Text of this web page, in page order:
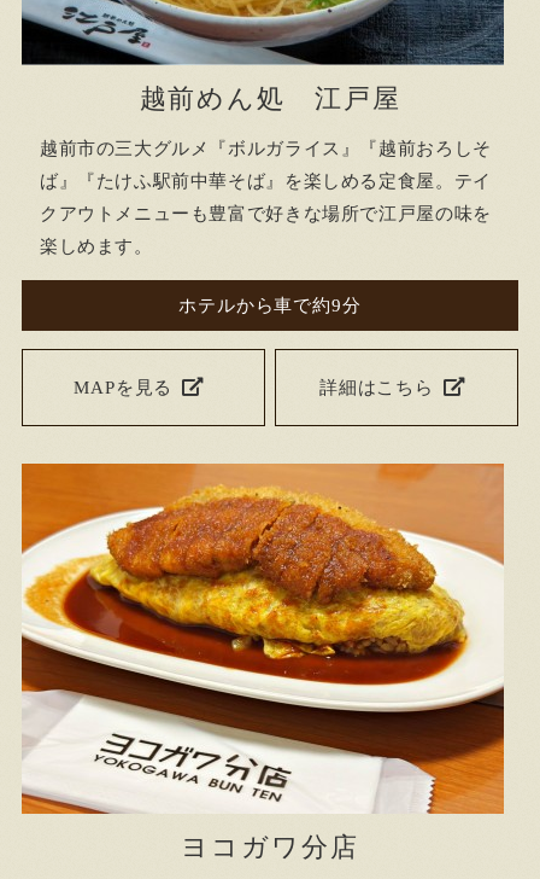
越前めん処 江戸屋
越前市の三大グルメ『ボルガライス』『越前おろしそ
ば』『たけふ駅前中華そば』を楽しめる定食屋。テイ
クアウトメニューも豊富で好きな場所で江戸屋の味を
楽しめます。
ホテルから車で約9分
MAPを見る 詳細はこちら
ヨコガワ分店